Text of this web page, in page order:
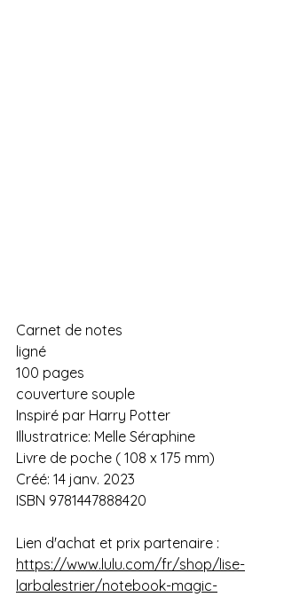
Carnet de notes
ligné
100 pages
couverture souple
Inspiré par Harry Potter
Illustratrice: Melle Séraphine
Livre de poche ( 108 x 175 mm)
Créé: 14 janv. 2023
ISBN 9781447888420
Lien d'achat et prix partenaire :
https://www.lulu.com/fr/shop/lise-
larbalestrier/notebook-magic-